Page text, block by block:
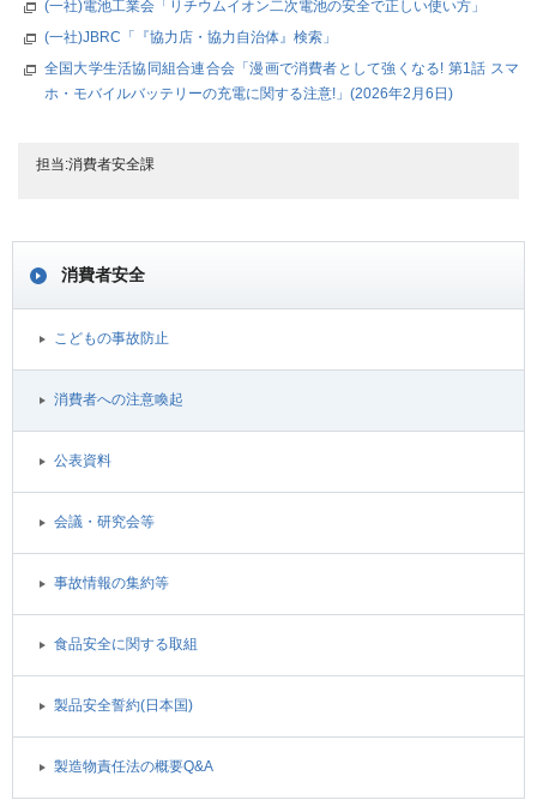
(一社)電池工業会「リチウムイオン二次電池の安全で正しい使い方」
(一社)JBRC「『協力店・協力自治体』検索」
全国大学生活協同組合連合会「漫画で消費者として強くなる! 第1話 スマ
ホ・モバイルバッテリーの充電に関する注意!」(2026年2月6日)
担当:消費者安全課
消費者安全
こどもの事故防止
消費者への注意喚起
公表資料
会議・研究会等
事故情報の集約等
食品安全に関する取組
製品安全誓約(日本国)
製造物責任法の概要Q&A